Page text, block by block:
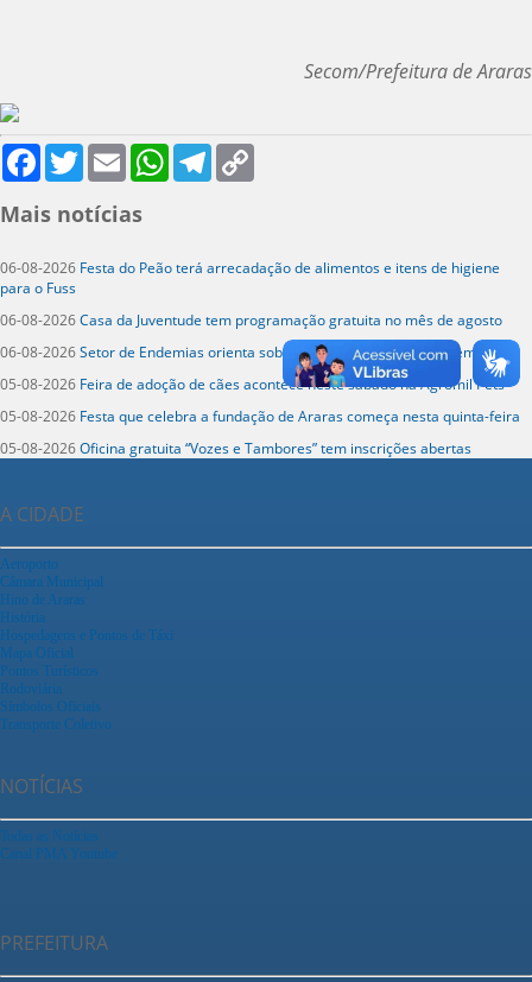
Secom/Prefeitura de Araras
FacebookTwitter Email WhatsAppTelegram
Mais notícias
06-08-2026 Festa do Peão terá arrecadação de alimentos e itens de higiene
para o Fuss
06-08-2026Casa da Juventude tem programação gratuita no mês de agosto
06-08-2026Setor de Endemias orienta sobre combate à dengue no cemitério
05-08-2026 Feira de adoção de cães acontece neste sábado na Agromil Pets
05-08-2026 Festa que celebra a fundação de Araras começa nesta quinta-feira
05-08-2026Oficina gratuita “Vozes e Tambores” tem inscrições abertas
A CIDADE
Aeroporto
Câmara Municipal
Hino de Araras
História
Hospedagens e Pontos de Táxi
Mapa Oficial
Pontos Turísticos
Rodoviária
Símbolos Oficiais
Transporte Coletivo
NOTÍCIAS
Todas as Notícias
Canal PMA Youtube
PREFEITURA